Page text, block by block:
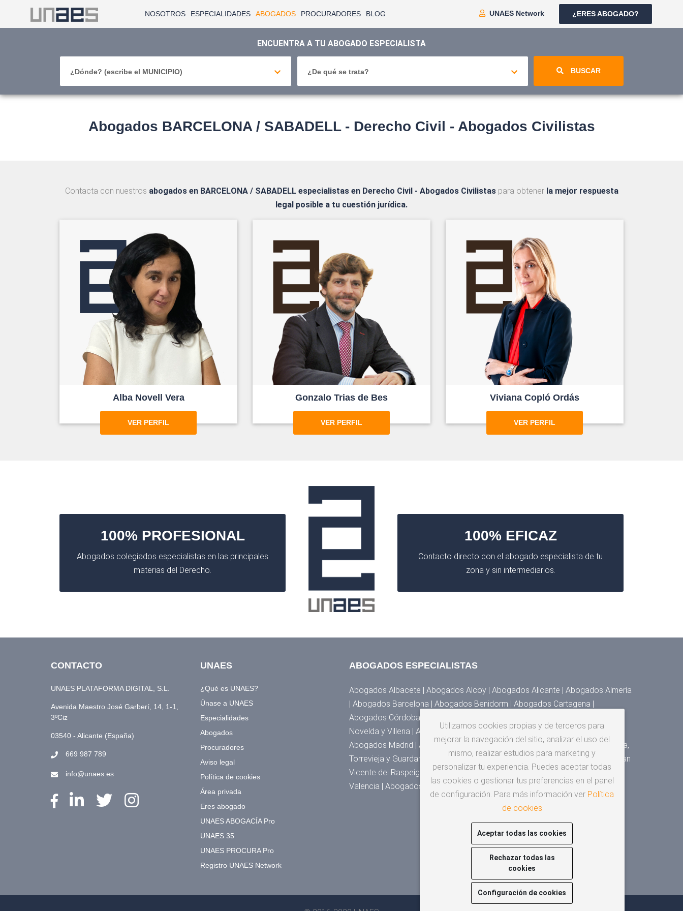
NOSOTROS ESPECIALIDADES ABOGADOS PROCURADORES BLOG UNAES Network ¿ERES ABOGADO?
ENCUENTRA A TU ABOGADO ESPECIALISTA
¿Dónde? (escribe el MUNICIPIO) ¿De qué se trata? BUSCAR
Abogados BARCELONA / SABADELL - Derecho Civil - Abogados Civilistas
Contacta con nuestros abogados en BARCELONA / SABADELL especialistas en Derecho Civil - Abogados Civilistaspara obtener la mejor respuesta
legal posible a tu cuestión jurídica.
Alba Novell Vera
VER PERFIL
Gonzalo Trias de Bes
VER PERFIL
Viviana Copló Ordás
VER PERFIL
100% PROFESIONAL
Abogados colegiados especialistas en las principales
materias del Derecho.
100% EFICAZ
Contacto directo con el abogado especialista de tu
zona y sin intermediarios.
CONTACTO
UNAES PLATAFORMA DIGITAL, S.L.
Avenida Maestro José Garberí, 14, 1-1,
3ºCiz
03540 - Alicante (España)
669 987 789
info@unaes.es
UNAES
¿Qué es UNAES?
Únase a UNAES
Especialidades
Abogados
Procuradores
Aviso legal
Política de cookies
Área privada
Eres abogado
UNAES ABOGACÍA Pro
UNAES 35
UNAES PROCURA Pro
Registro UNAES Network
ABOGADOS ESPECIALISTAS
Abogados Albacete | Abogados Alcoy | Abogados Alicante | Abogados Almería
| Abogados Barcelona | Abogados Benidorm | Abogados Cartagena |
Abogados Córdoba | Abogados Denia | Abogados Elche | Abogados Elda,
Novelda y Villena | Abogados Granada | Abogados Huesca | Abogados Jaén |
Abogados Madrid | Abogados Málaga | Abogados Murcia | Abogados Orihuela,
Torrevieja y Guardamar | Abogados San Cristóbal de la Laguna | Abogados San
Vicente del Raspeig | Abogados Santander | Abogados Sevilla | Abogados
Valencia | Abogados Zaragoza
Utilizamos cookies propias y de terceros para
mejorar la navegación del sitio, analizar el uso del
mismo, realizar estudios para marketing y
personalizar tu experiencia. Puedes aceptar todas
las cookies o gestionar tus preferencias en el panel
de configuración. Para más información ver Política
de cookies
Aceptar todas las cookies
Rechazar todas las
cookies
Configuración de cookies